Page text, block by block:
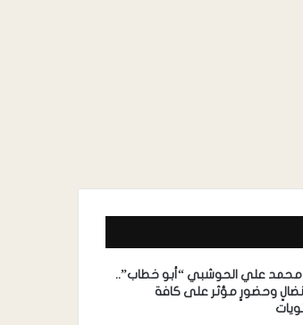
محمد علي الحوشبي “أبو خطاب”..
وحضورٍ مؤثر على كافة